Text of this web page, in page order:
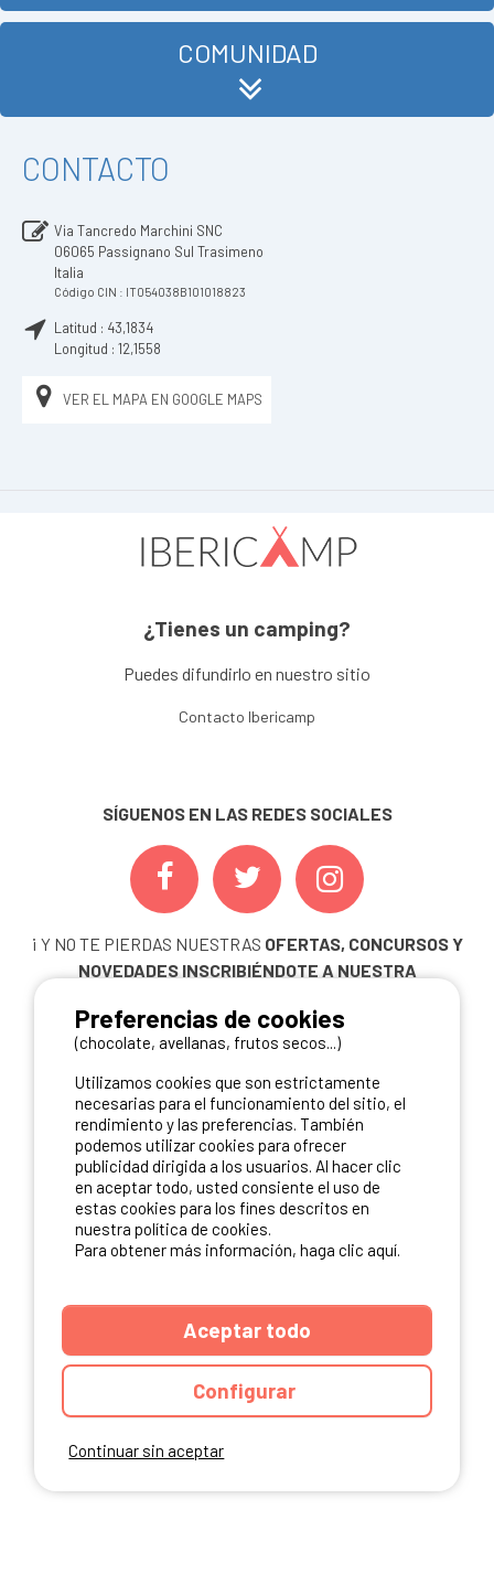
COMUNIDAD
CONTACTO
Via Tancredo Marchini SNC
06065 Passignano Sul Trasimeno
Italia
Código CIN : IT054038B101018823
Latitud : 43,1834
Longitud : 12,1558
VER EL MAPA EN GOOGLE MAPS
¿Tienes un camping?
Puedes difundirlo en nuestro sitio
Contacto Ibericamp
SÍGUENOS EN LAS REDES SOCIALES
¡ Y NO TE PIERDAS NUESTRAS OFERTAS, CONCURSOS Y
NOVEDADES INSCRIBIÉNDOTE A NUESTRA
ME INSCRIBO
NUESTROS PARTNERS
Continuar sin aceptar
Preferencias de cookies
(chocolate, avellanas, frutos secos...)
Utilizamos cookies que son estrictamente
necesarias para el funcionamiento del sitio, el
rendimiento y las preferencias. También
podemos utilizar cookies para ofrecer
publicidad dirigida a los usuarios. Al hacer clic
en aceptar todo, usted consiente el uso de
estas cookies para los fines descritos en
nuestra política de cookies.
Para obtener más información, haga clic aquí.
Aceptar todo
Configurar